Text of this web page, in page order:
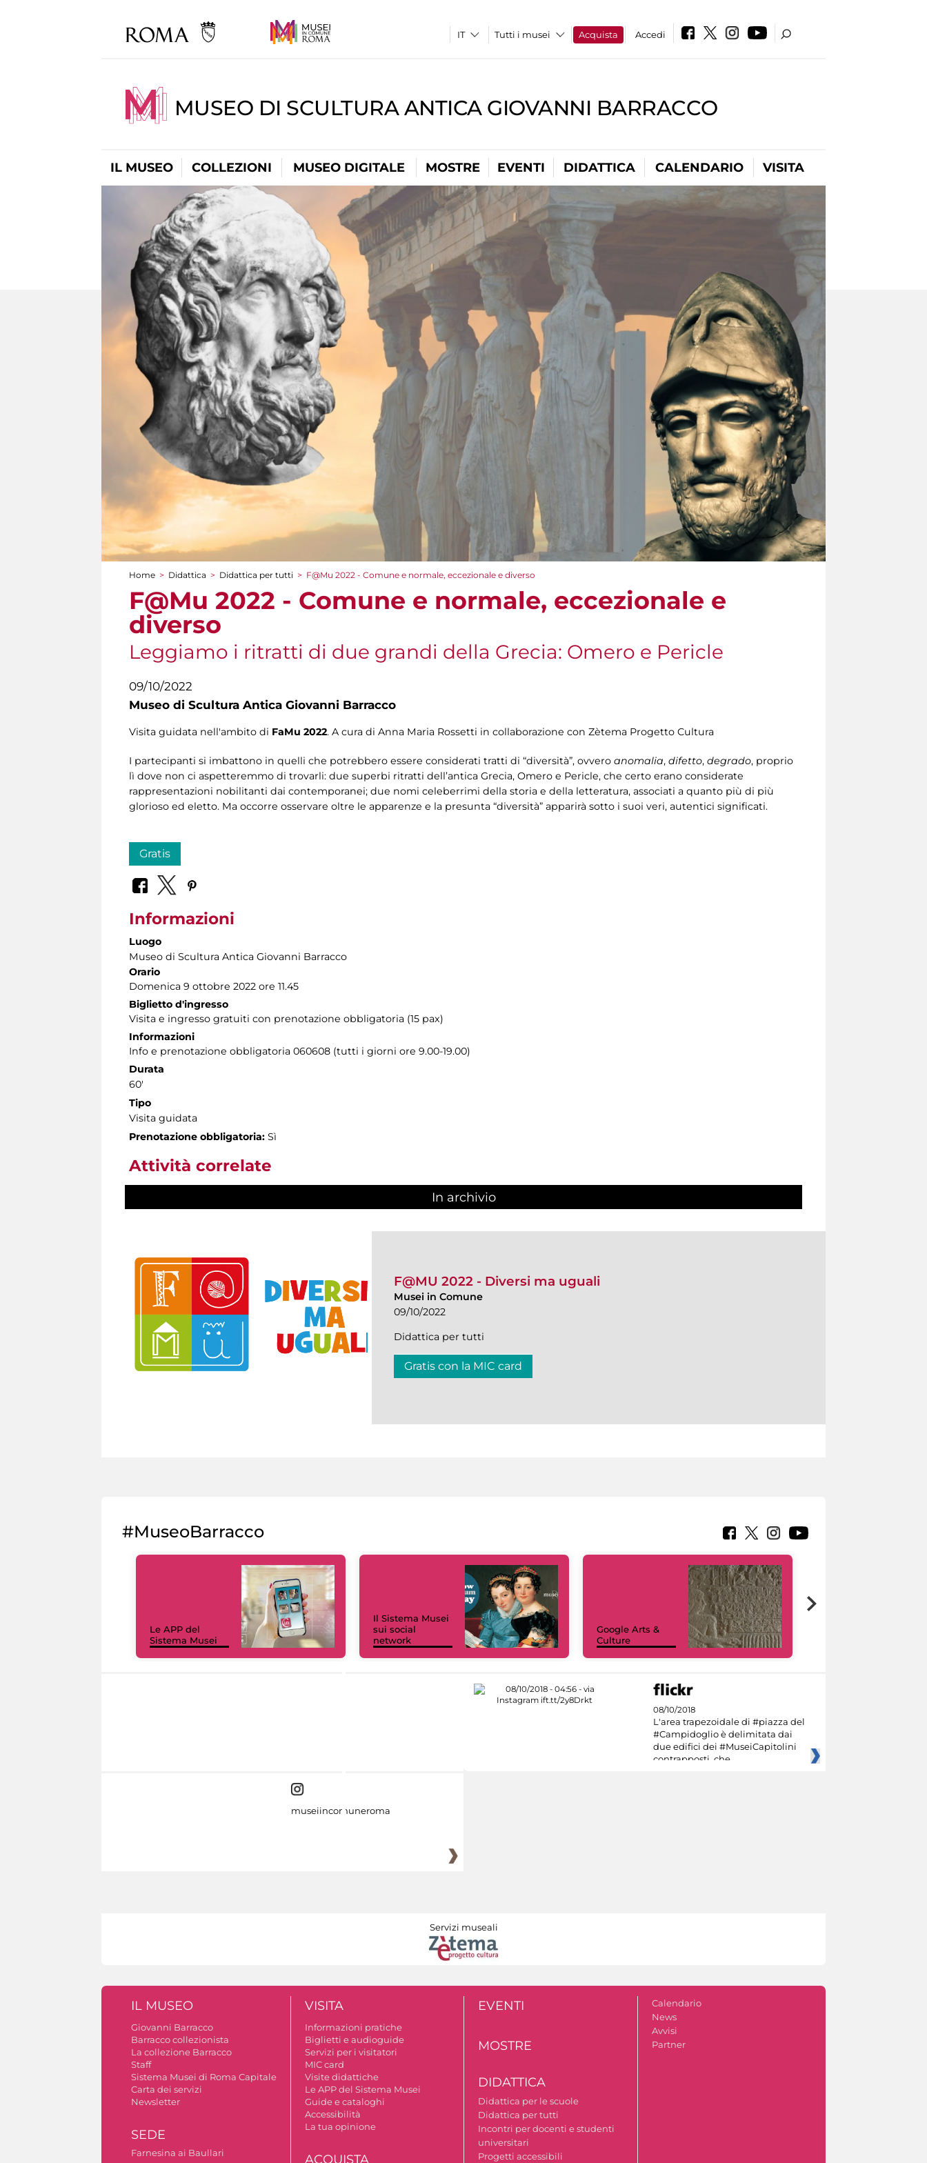
Tutti i musei Acquista Accedi
MUSEO DI SCULTURA ANTICA GIOVANNI BARRACCO
IL MUSEO COLLEZIONI MUSEO DIGITALE MOSTRE EVENTI DIDATTICA CALENDARIO VISITA
Tu sei qui
Home > Didattica > Didattica per tutti > F@Mu 2022 - Comune e normale, eccezionale e diverso
F@Mu 2022 - Comune e normale, eccezionale e
diverso
Leggiamo i ritratti di due grandi della Grecia: Omero e Pericle
09/10/2022
Museo di Scultura Antica Giovanni Barracco
Visita guidata nell'ambito di FaMu 2022. A cura di Anna Maria Rossetti in collaborazione con Zètema Progetto Cultura
I partecipanti si imbattono in quelli che potrebbero essere considerati tratti di “diversità”, ovvero anomalia, difetto, degrado, proprio
lì dove non ci aspetteremmo di trovarli: due superbi ritratti dell’antica Grecia, Omero e Pericle, che certo erano considerate
rappresentazioni nobilitanti dai contemporanei; due nomi celeberrimi della storia e della letteratura, associati a quanto più di più
glorioso ed eletto. Ma occorre osservare oltre le apparenze e la presunta “diversità” apparirà sotto i suoi veri, autentici significati.
Gratis
Informazioni
Luogo
Museo di Scultura Antica Giovanni Barracco
Orario
Domenica 9 ottobre 2022 ore 11.45
Biglietto d'ingresso
Visita e ingresso gratuiti con prenotazione obbligatoria (15 pax)
Informazioni
Info e prenotazione obbligatoria 060608 (tutti i giorni ore 9.00-19.00)
Durata
60'
Tipo
Visita guidata
Prenotazione obbligatoria: Sì
Attività correlate
In archivio
F@MU 2022 - Diversi ma uguali
Musei in Comune
09/10/2022
Didattica per tutti
Gratis con la MIC card
#MuseoBarracco
Le APP del
Sistema Musei
Il Sistema Musei
sui social
network
Google Arts &
Culture
08/10/2018
L'area trapezoidale di #piazza del
#Campidoglio è delimitata dai
due edifici dei #MuseiCapitolini
contrapposti, che
museiincomuneroma
Servizi museali
IL MUSEO
Giovanni Barracco
Barracco collezionista
La collezione Barracco
Staff
Sistema Musei di Roma Capitale
Carta dei servizi
Newsletter
SEDE
Farnesina ai Baullari
VISITA
Informazioni pratiche
Biglietti e audioguide
Servizi per i visitatori
MIC card
Visite didattiche
Le APP del Sistema Musei
Guide e cataloghi
Accessibilità
La tua opinione
ACQUISTA
EVENTI
MOSTRE
DIDATTICA
Didattica per le scuole
Didattica per tutti
Incontri per docenti e studenti
universitari
Progetti accessibili
Calendario
News
Avvisi
Partner